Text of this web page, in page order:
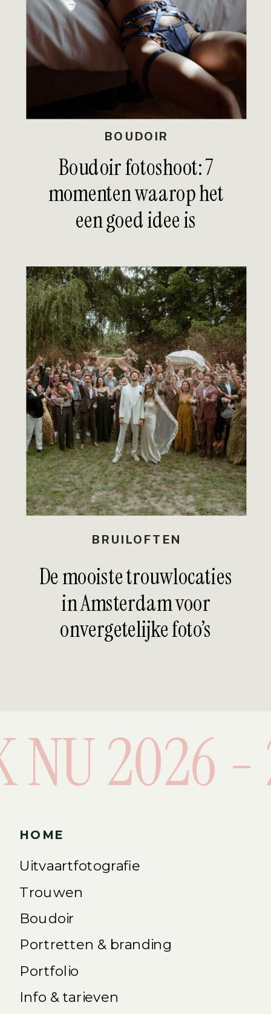
Boudoir fotoshoot: 7
momenten waarop het
een goed idee is
BOUDOIR
De mooiste trouwlocaties
in Amsterdam voor
onvergetelijke foto’s
BRUILOFTEN
Info & tarieven
Portfolio
Portretten & branding
Boudoir
Uitvaartfotografie
HOME
2026
Trouwen